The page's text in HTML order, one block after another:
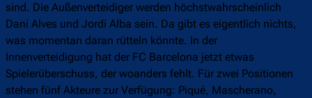
sind. Die Außenverteidiger werden höchstwahrscheinlich
Dani Alves und Jordi Alba sein. Da gibt es eigentlich nichts,
was momentan daran rütteln könnte. In der
Innenverteidigung hat der FC Barcelona jetzt etwas
Spielerüberschuss, der woanders fehlt. Für zwei Positionen
stehen fünf Akteure zur Verfügung: Piqué, Mascherano,